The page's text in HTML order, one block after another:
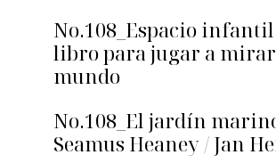
No.108_Espacio infantil
libro para jugar a
mundo
No.108_El jardín
Seamus Heaney / Jan